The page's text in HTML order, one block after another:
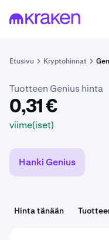
Etusivu Kryptohinnat
0,31 €
Tuotteen Genius hinta
0,31 €
viime(iset)
Hanki Genius
Hinta tänään